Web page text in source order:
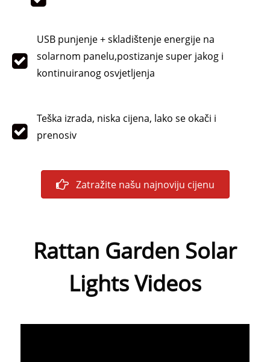
USB punjenje + skladištenje energije na
solarnom panelu,postizanje super jakog i
kontinuiranog osvjetljenja
Teška izrada, niska cijena, lako se okači i
prenosiv
Zatražite našu najnoviju cijenu
Rattan Garden Solar
Lights Videos